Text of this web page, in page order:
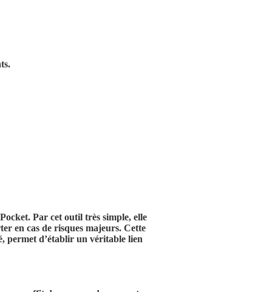
Par cet outil très simple, elle
en cas de risques majeurs. Cette
permet d’établir un véritable lien